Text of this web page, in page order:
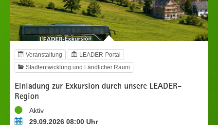
Veranstaltung
LEADER-Portal
Stadtentwicklung und Ländlicher Raum
Einladung zur Exkursion durch unsere LEADER-
Region
StatusAktiv
Termin29.09.2026 08:00 Uhr